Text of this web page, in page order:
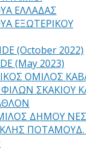
ΕΛΛΑΔΑΣ
ΕΞΩΤΕΡΙΚΟΥ
(October 2022)
(May 2023)
ΟΜΙΛΟΣ
ΣΚΑΚΙΟΥ
ΔΗΜΟΥ
ΠΟΤΑΜΟΥΔ.